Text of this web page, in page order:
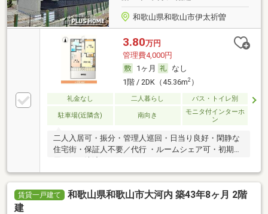
和歌山県和歌山市伊太祈曽
3.80万円
管理費4,000円
1ヶ月
なし
1階 / 2DK（45.36m2）
礼金なし 二人暮らし バス・トイレ別
駐車場(近隣含) 南向き
モニタ付インターホ
ン
二人入居可・振分・管理人巡回・日当り良好・閑静な
住宅街・保証人不要／代行 ・ルームシェア可・初期費
賃貸一戸建て
和歌山県和歌山市大河内 築43年8ヶ月 2階
建